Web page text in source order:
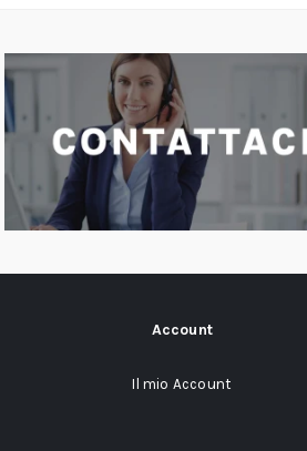
Account
Il mio Account